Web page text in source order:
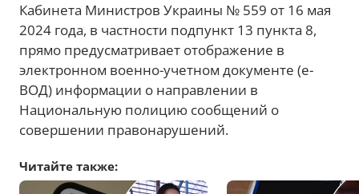
Кабинета Министров Украины № 559 от 16 мая
2024 года, в частности подпункт 13 пункта 8,
прямо предусматривает отображение в
электронном военно-учетном документе (е-
ВОД) информации о направлении в
Национальную полицию сообщений о
совершении правонарушений.
Читайте также: